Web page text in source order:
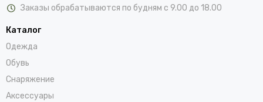
Заказы обрабатываются по будням с 9.00 до 18.00
Каталог
Одежда
Обувь
Снаряжение
Аксессуары